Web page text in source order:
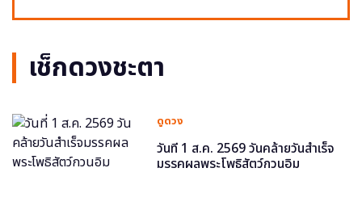
เช็กดวงชะตา
ดูดวง
วันที่ 1 ส.ค. 2569 วันคล้ายวันสำเร็จ
มรรคผลพระโพธิสัตว์กวนอิม